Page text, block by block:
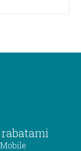
rabatami